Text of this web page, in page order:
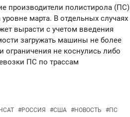
производители полистирола (ПС)
марта. В отдельных случаях
вырасти с учетом введения
загружать машины не более
ограничения не коснулись либо
ПС по трассам
#РОССИЯ #США #НОВОСТЬ #ПС